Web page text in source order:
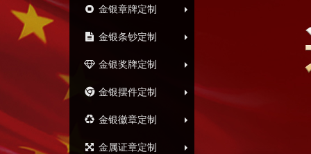
金银章牌定制
金银条钞定制
金银奖牌定制
金银摆件定制
金银徽章定制
金属证章定制